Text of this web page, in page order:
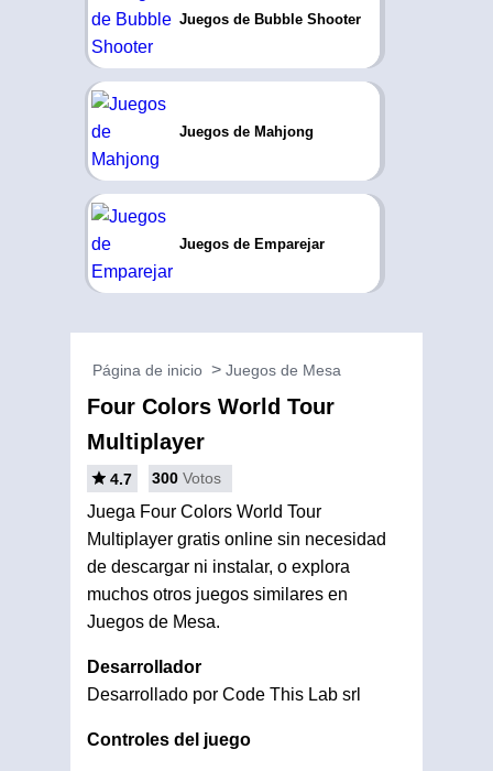
Juegos de Bubble Shooter
Juegos de Mahjong
Juegos de Emparejar
Página de inicio Juegos de Mesa
Four Colors World Tour
Multiplayer
4.7 300 Votos
Juega Four Colors World Tour
Multiplayer gratis online sin necesidad
de descargar ni instalar, o explora
muchos otros juegos similares en
Juegos de Mesa.
Desarrollador
Desarrollado por Code This Lab srl
Controles del juego